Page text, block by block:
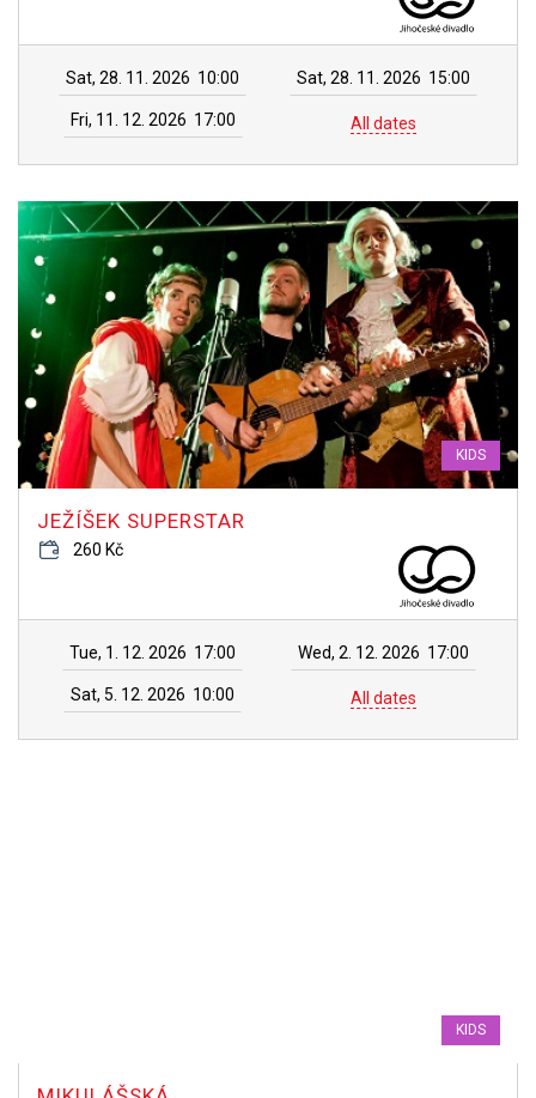
Sat, 28. 11. 2026 10:00 Sat, 28. 11. 2026 15:00
Fri, 11. 12. 2026 17:00 All dates
KIDS
JEŽÍŠEK SUPERSTAR
260 Kč
Tue, 1. 12. 2026 17:00 Wed, 2. 12. 2026 17:00
Sat, 5. 12. 2026 10:00 All dates
KIDS